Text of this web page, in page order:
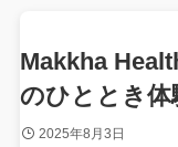
Makkha
のひととき
2025年8月3日